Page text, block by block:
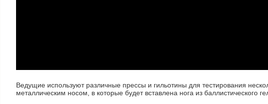
Ведущие используют различные прессы и гильотины для тестирования
металлическим носом, в которые будет вставлена нога из баллистического